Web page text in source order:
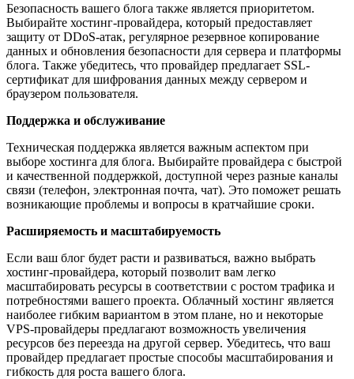
Безопасность вашего блога также является приоритетом.
Выбирайте хостинг-провайдера, который предоставляет
защиту от DDoS-атак, регулярное резервное копирование
данных и обновления безопасности для сервера и платформы
блога. Также убедитесь, что провайдер предлагает SSL-
сертификат для шифрования данных между сервером и
браузером пользователя.
Поддержка и обслуживание
Техническая поддержка является важным аспектом при
выборе хостинга для блога. Выбирайте провайдера с быстрой
и качественной поддержкой, доступной через разные каналы
связи (телефон, электронная почта, чат). Это поможет решать
возникающие проблемы и вопросы в кратчайшие сроки.
Расширяемость и масштабируемость
Если ваш блог будет расти и развиваться, важно выбрать
хостинг-провайдера, который позволит вам легко
масштабировать ресурсы в соответствии с ростом трафика и
потребностями вашего проекта. Облачный хостинг является
наиболее гибким вариантом в этом плане, но и некоторые
VPS-провайдеры предлагают возможность увеличения
ресурсов без переезда на другой сервер. Убедитесь, что ваш
провайдер предлагает простые способы масштабирования и
гибкость для роста вашего блога.